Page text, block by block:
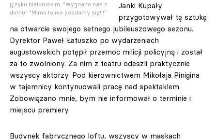
języku białoruskim: "Wygnano nas z
domu" "Mimo to nie poddamy się!!!"
Janki Kupały
przygotowywał tę sztukę
na otwarcie swojego setnego jubileuszowego sezonu.
Dyrektor Paweł Łatuszko po wydarzeniach
augustowskich potępił przemoc milicji policyjną i został
za to zwolniony. Za nim z teatru odeszli praktycznie
wszyscy aktorzy. Pod kierownictwem Mikołaja Pinigina
w tajemnicy kontynuowali pracę nad spektaklem.
Zobowiązano mnie, bym nie informował o terminie i
miejscu premiery.
Budynek fabrycznego loftu, wszyscy w maskach